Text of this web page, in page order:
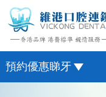
預約優惠睇牙